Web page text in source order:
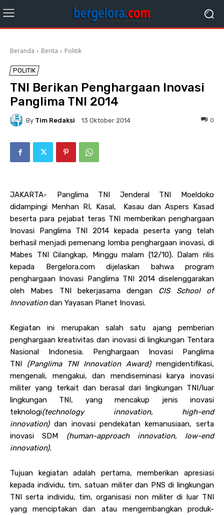
Beranda Berita Politik
POLITIK
TNI Berikan Penghargaan Inovasi
Panglima TNI 2014
By Tim Redaksi 13 Oktober 2014 0
JAKARTA- Panglima TNI Jenderal TNI Moeldoko
didampingi Menhan RI, Kasal, Kasau dan Aspers Kasad
beserta para pejabat teras TNI memberikan penghargaan
Inovasi Panglima TNI 2014 kepada peserta yang telah
berhasil menjadi pemenang lomba penghargaan inovasi, di
Mabes TNI Cilangkap, Minggu malam (12/10). Dalam rilis
kepada Bergelora.com dijelaskan bahwa program
penghargaan Inovasi Panglima TNI 2014 diselenggarakan
oleh Mabes TNI bekerjasama dengan CIS School of
Innovationdan Yayasan Planet Inovasi.
Kegiatan ini merupakan salah satu ajang pemberian
penghargaan kreativitas dan inovasi di lingkungan Tentara
Nasional Indonesia. Penghargaan Inovasi Panglima
TNI (Panglima TNI Innovation Award)mengidentifikasi,
mengenali, mengakui, dan mendiseminasi karya inovasi
militer yang terkait dan berasal dari lingkungan TNI/luar
lingkungan TNI, yang mencakup jenis inovasi
teknologi(technology innovation, high-end
innovation)dan inovasi pendekatan kemanusiaan, serta
inovasi SDM (human-approach innovation, low-end
innovation).
Tujuan kegiatan adalah pertama, memberikan apresiasi
kepada individu, tim, satuan militer dan PNS di lingkungan
TNI serta individu, tim, organisasi non militer di luar TNI
yang menciptakan dan atau mengembangkan produk-